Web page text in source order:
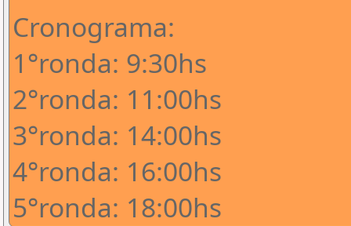
Cronograma:
1°ronda: 9:30hs
2°ronda: 11:00hs
3°ronda: 14:00hs
4°ronda: 16:00hs
5°ronda: 18:00hs